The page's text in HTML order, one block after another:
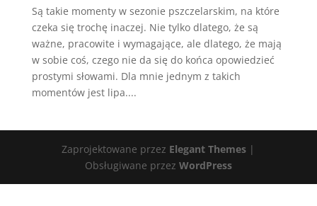
Są takie momenty w sezonie pszczelarskim, na które
czeka się trochę inaczej. Nie tylko dlatego, że są
ważne, pracowite i wymagające, ale dlatego, że mają
w sobie coś, czego nie da się do końca opowiedzieć
prostymi słowami. Dla mnie jednym z takich
momentów jest lipa....
Zaprojektowane przez Elegant Themes |
Obsługiwane przez WordPress